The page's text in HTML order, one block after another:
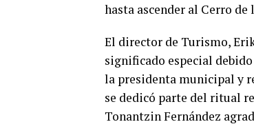
hasta ascender al Cerro de
El director de Turismo,
significado especial
la presidenta municipal y
se dedicó parte del ritual
Tonantzin Fernández